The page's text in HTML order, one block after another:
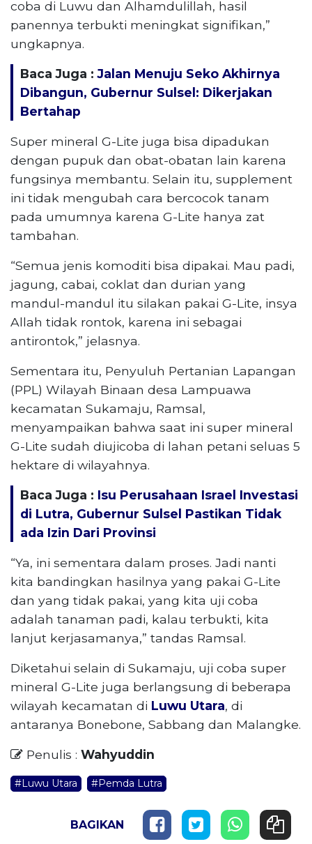
coba di Luwu dan Alhamdulillah, hasil
panennya terbukti meningkat signifikan,”
ungkapnya.
Baca Juga :Jalan Menuju Seko Akhirnya
Dibangun, Gubernur Sulsel: Dikerjakan
Bertahap
Super mineral G-Lite juga bisa dipadukan
dengan pupuk dan obat-obatan lain karena
fungsinya membantu. Selain itu, supplement
ini tidak mengubah cara bercocok tanam
pada umumnya karena G-Lite hanya zat
tambahan.
“Semua jenis komoditi bisa dipakai. Mau padi,
jagung, cabai, coklat dan durian yang
mandul-mandul itu silakan pakai G-Lite, insya
Allah tidak rontok, karena ini sebagai
antirontok,” jelasnya.
Sementara itu, Penyuluh Pertanian Lapangan
(PPL) Wilayah Binaan desa Lampuawa
kecamatan Sukamaju, Ramsal,
menyampaikan bahwa saat ini super mineral
G-Lite sudah diujicoba di lahan petani seluas 5
hektare di wilayahnya.
Baca Juga : Isu Perusahaan Israel Investasi
di Lutra, Gubernur Sulsel Pastikan Tidak
ada Izin Dari Provinsi
“Ya, ini sementara dalam proses. Jadi nanti
kita bandingkan hasilnya yang pakai G-Lite
dan yang tidak pakai, yang kita uji coba
adalah tanaman padi, kalau terbukti, kita
lanjut kerjasamanya,” tandas Ramsal.
Diketahui selain di Sukamaju, uji coba super
mineral G-Lite juga berlangsung di beberapa
wilayah kecamatan di Luwu Utara, di
antaranya Bonebone, Sabbang dan Malangke.
Penulis : Wahyuddin
#Luwu Utara #Pemda Lutra
BAGIKAN